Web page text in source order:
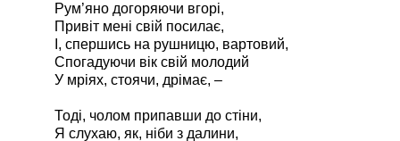
Рум’яно догоряючи вгорі,
Привіт мені свій посилає,
І, спершись на рушницю, вартовий,
Спогадуючи вік свій молодий
У мріях, стоячи, дрімає, –
Тоді, чолом припавши до стіни,
Я слухаю, як, ніби з далини,